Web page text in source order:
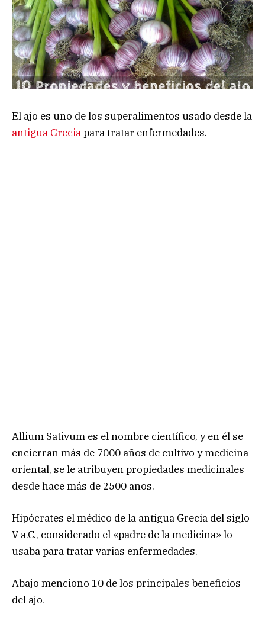
El ajo es uno de los superalimentos usado desde la
antigua Greciapara tratar enfermedades.
Allium Sativum es el nombre científico, y en él se
encierran más de 7000 años de cultivo y medicina
oriental, se le atribuyen propiedades medicinales
desde hace más de 2500 años.
Hipócrates el médico de la antigua Grecia del siglo
V a.C., considerado el «padre de la medicina» lo
usaba para tratar varias enfermedades.
Abajo menciono 10 de los principales beneficios
del ajo.